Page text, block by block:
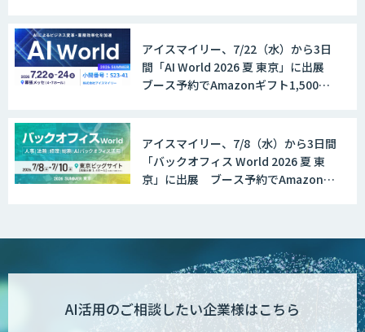
アイスマイリー、7/22（水）から3日
間「AI World 2026 夏 東京」に出展
ブース予約でAmazonギフト1,500円
アイスマイリー、7/8（水）から3日間
「バックオフィス World 2026 夏 東
京」に出展 ブース予約でAmazonギ
AI活用のご相談したい企業様はこちら